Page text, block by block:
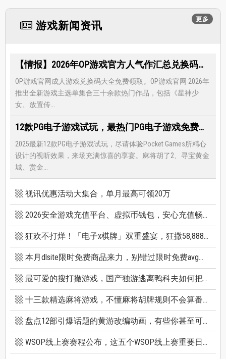
更多
游戏新闻资讯
【情报】2026年OP游戏官方人气作汇总兑换码大全，限时免费礼包领取-每月更新
OP游戏官网成人游戏兑换码大全免费领取。OP游戏官网 2026年
推出全新游戏主选单集合三十余款热门作品，包括《星神少
女、放置传...
12款PG电子游戏试玩，最热门PG电子游戏免费试玩，还有超多福利等著你
2025最新12款PG电子游戏试玩，尽请体验Pocket Games所精心
设计的视听效果，来场充满惊喜的享宴。麻将胡了2、寻宝黄金
城、赏金...
视讯优惠活动大集合，单月最高可领20万
2026安全游戏充值平台、虚拟币钱包，安心充值畅快游戏
狂欢不打烊！「电子x棋牌」双重盛宴，狂撒58,888巨额红利
本月dlsite限时免费商品来力，别错过限时免费avg成人游戏和免费插画集
最可爱的搜打撤游戏，国产独游逃离鸭科夫如何把搜打撤玩出新高度
十三款精选麻将游戏，不懂麻将胡牌规则不会算番也能玩
盘点12部引爆话题的黄游改编动画，有些你甚至可能不知道它原作是黄游
WSOP线上赛赛程公布，这五个WSOP线上赛重要日期千万别错过